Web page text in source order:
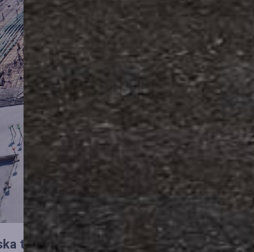
tillskott till OHLA Sveriges ledning